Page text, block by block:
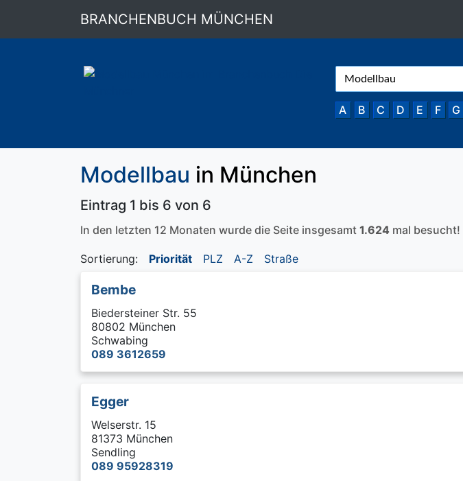
BRANCHENBUCH MÜNCHEN
A B C D E F G
Modellbau in München
Eintrag 1 bis 6 von 6
In den letzten 12 Monaten wurde die Seite insgesamt 1.624 mal besucht!
Sortierung: Priorität PLZ A-Z Straße
Bembe
Biedersteiner Str. 55
80802 München
Schwabing
089 3612659
Egger
Welserstr. 15
81373 München
Sendling
089 95928319